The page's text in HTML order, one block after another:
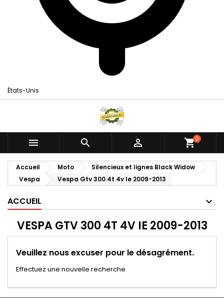
États-Unis
   shopping_cart0
Accueil Moto
Silencieux et lignes Black Widow
Vespa
Vespa Gtv 300 4t 4v Ie 2009-2013
ACCUEIL
VESPA GTV 300 4T 4V IE 2009-2013
Veuillez nous excuser pour le désagrément.
Effectuez une nouvelle recherche